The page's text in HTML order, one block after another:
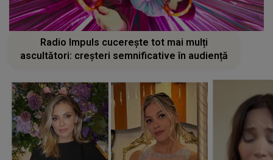
Radio Impuls cucerește tot mai mulți
ascultători: creșteri semnificative în audiență